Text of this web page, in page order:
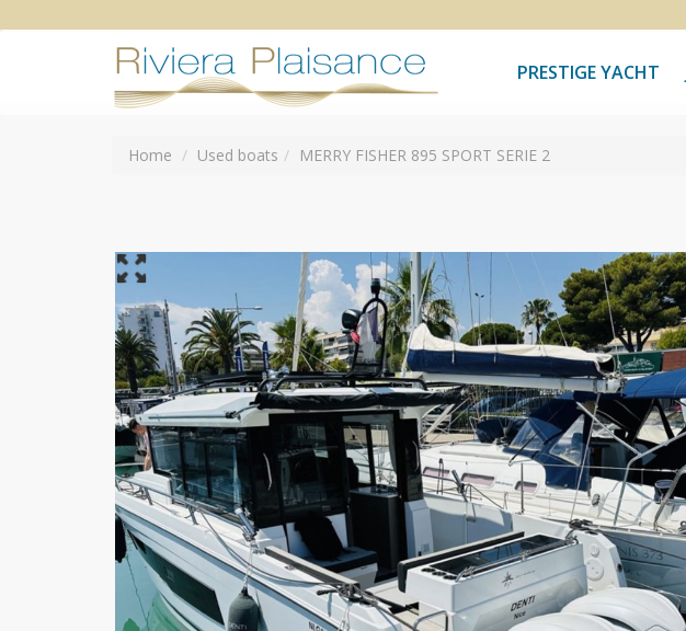
PRESTIGE YACHT
Home Used boats MERRY FISHER 895 SPORT SERIE 2